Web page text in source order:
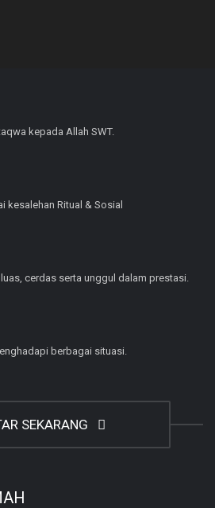
kepada Allah SWT.
kesalehan Ritual & Sosial
cerdas serta unggul dalam prestasi.
berbagai situasi.
SEKARANG